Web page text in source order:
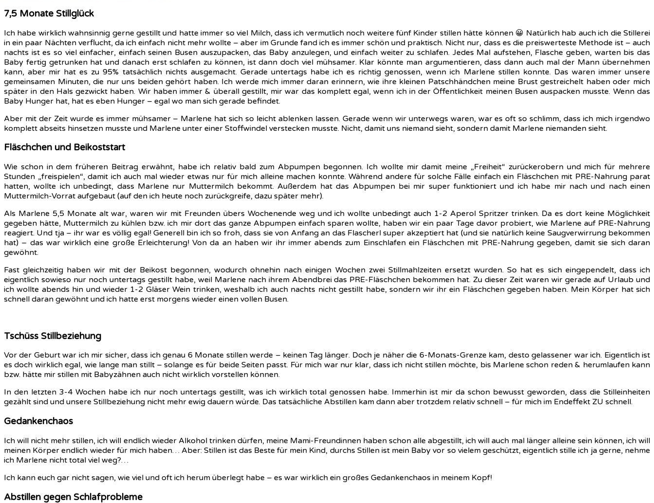
7,5 Monate Stillglück
Ich habe wirklich wahnsinnig gerne gestillt und hatte immer so viel Milch, dass ich vermutlich noch weitere fünf Kinder stillen hätte können 😀 Natürlich hab auch ich die Stillerei
in ein paar Nächten verflucht, da ich einfach nicht mehr wollte – aber im Grunde fand ich es immer schön und praktisch. Nicht nur, dass es die preiswerteste Methode ist – auch
nachts ist es so viel einfacher, einfach seinen Busen auszupacken, das Baby anzulegen, und einfach weiter zu schlafen. Jedes Mal aufstehen, Flasche geben, warten bis das
Baby fertig getrunken hat und danach erst schlafen zu können, ist dann doch viel mühsamer. Klar könnte man argumentieren, dass dann auch mal der Mann übernehmen
kann, aber mir hat es zu 95% tatsächlich nichts ausgemacht. Gerade untertags habe ich es richtig genossen, wenn ich Marlene stillen konnte. Das waren immer unsere
gemeinsamen Minuten, die nur uns beiden gehört haben. Ich werde mich immer daran erinnern, wie ihre kleinen Patschhändchen meine Brust gestreichelt haben oder mich
später in den Hals gezwickt haben. Wir haben immer & überall gestillt, mir war das komplett egal, wenn ich in der Öffentlichkeit meinen Busen auspacken musste. Wenn das
Baby Hunger hat, hat es eben Hunger – egal wo man sich gerade befindet.
Aber mit der Zeit wurde es immer mühsamer – Marlene hat sich so leicht ablenken lassen. Gerade wenn wir unterwegs waren, war es oft so schlimm, dass ich mich irgendwo
komplett abseits hinsetzen musste und Marlene unter einer Stoffwindel verstecken musste. Nicht, damit uns niemand sieht, sondern damit Marlene niemanden sieht.
Fläschchen und Beikoststart
Wie schon in dem früheren Beitrag erwähnt, habe ich relativ bald zum Abpumpen begonnen. Ich wollte mir damit meine „Freiheit“ zurückerobern und mich für mehrere
Stunden „freispielen“, damit ich auch mal wieder etwas nur für mich alleine machen konnte. Während andere für solche Fälle einfach ein Fläschchen mit PRE-Nahrung parat
hatten, wollte ich unbedingt, dass Marlene nur Muttermilch bekommt. Außerdem hat das Abpumpen bei mir super funktioniert und ich habe mir nach und nach einen
Muttermilch-Vorrat aufgebaut (auf den ich heute noch zurückgreife, dazu später mehr).
Als Marlene 5,5 Monate alt war, waren wir mit Freunden übers Wochenende weg und ich wollte unbedingt auch 1-2 Aperol Spritzer trinken. Da es dort keine Möglichkeit
gegeben hätte, Muttermilch zu kühlen bzw. ich mir dort das ganze Abpumpen einfach sparen wollte, haben wir ein paar Tage davor probiert, wie Marlene auf PRE-Nahrung
reagiert. Und tja – ihr war es völlig egal! Generell bin ich so froh, dass sie von Anfang an das Flascherl super akzeptiert hat (und sie natürlich keine Saugverwirrung bekommen
hat) – das war wirklich eine große Erleichterung! Von da an haben wir ihr immer abends zum Einschlafen ein Fläschchen mit PRE-Nahrung gegeben, damit sie sich daran
gewöhnt.
Fast gleichzeitig haben wir mit der Beikost begonnen, wodurch ohnehin nach einigen Wochen zwei Stillmahlzeiten ersetzt wurden. So hat es sich eingependelt, dass ich
eigentlich sowieso nur noch untertags gestillt habe, weil Marlene nach ihrem Abendbrei das PRE-Fläschchen bekommen hat. Zu dieser Zeit waren wir gerade auf Urlaub und
ich wollte abends hin und wieder 1-2 Gläser Wein trinken, weshalb ich auch nachts nicht gestillt habe, sondern wir ihr ein Fläschchen gegeben haben. Mein Körper hat sich
schnell daran gewöhnt und ich hatte erst morgens wieder einen vollen Busen.
Tschüss Stillbeziehung
Vor der Geburt war ich mir sicher, dass ich genau 6 Monate stillen werde – keinen Tag länger. Doch je näher die 6-Monats-Grenze kam, desto gelassener war ich. Eigentlich ist
es doch wirklich egal, wie lange man stillt – solange es für beide Seiten passt. Für mich war nur klar, dass ich nicht stillen möchte, bis Marlene schon reden & herumlaufen kann
bzw. hätte mir stillen mit Babyzähnen auch nicht wirklich vorstellen können.
In den letzten 3-4 Wochen habe ich nur noch untertags gestillt, was ich wirklich total genossen habe. Immerhin ist mir da schon bewusst geworden, dass die Stilleinheiten
gezählt sind und unsere Stillbeziehung nicht mehr ewig dauern würde. Das tatsächliche Abstillen kam dann aber trotzdem relativ schnell – für mich im Endeffekt ZU schnell.
Gedankenchaos
Ich will nicht mehr stillen, ich will endlich wieder Alkohol trinken dürfen, meine Mami-Freundinnen haben schon alle abgestillt, ich will auch mal länger alleine sein können, ich will
meinen Körper endlich wieder für mich haben… Aber: Stillen ist das Beste für mein Kind, durchs Stillen ist mein Baby vor so vielem geschützt, eigentlich stille ich ja gerne, nehme
ich Marlene nicht total viel weg?…
Ich kann euch gar nicht sagen, wie viel und oft ich herum überlegt habe – es war wirklich ein großes Gedankenchaos in meinem Kopf!
Abstillen gegen Schlafprobleme